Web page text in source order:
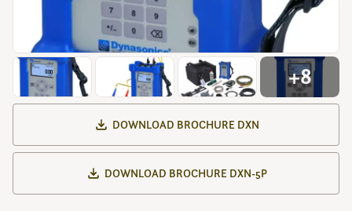
+8
DOWNLOAD BROCHURE DXN
DOWNLOAD BROCHURE DXN-5P